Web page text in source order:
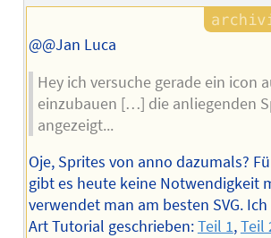
@@Jan Luca
Hey ich versuche gerade ein icon
einzubauen […] die anliegenden
angezeigt...
Oje, Sprites von anno dazumals?
gibt es heute keine Notwendigkeit
verwendet man am besten SVG.
Art Tutorial geschrieben:Teil 1,Teil